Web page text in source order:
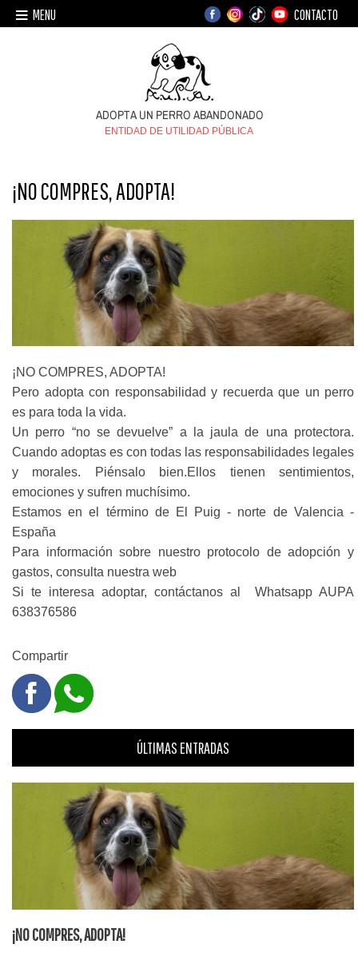
MENU CONTACTO
ENTIDAD DE UTILIDAD PÚBLICA
¡NO COMPRES, ADOPTA!
¡NO COMPRES, ADOPTA!
Pero adopta con responsabilidad y recuerda que un perro
es para toda la vida.
Un perro “no se devuelve” a la jaula de una protectora.
Cuando adoptas es con todas las responsabilidades legales
y morales. Piénsalo bien.Ellos tienen sentimientos,
emociones y sufren muchísimo.
Estamos en el término de El Puig - norte de Valencia -
España
Para información sobre nuestro protocolo de adopción y
gastos, consulta nuestra web
Si te interesa adoptar, contáctanos al Whatsapp AUPA
638376586
Compartir
ÚLTIMAS ENTRADAS
¡NO COMPRES, ADOPTA!